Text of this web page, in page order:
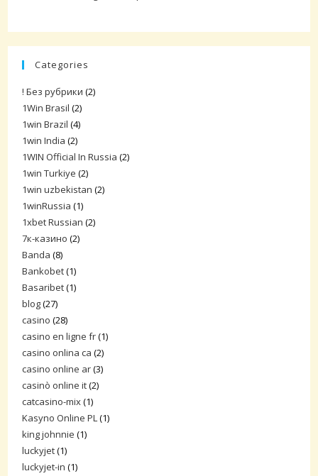
Categories
! Без рубрики (2)
1Win Brasil (2)
1win Brazil (4)
1win India (2)
1WIN Official In Russia (2)
1win Turkiye (2)
1win uzbekistan (2)
1winRussia (1)
1xbet Russian (2)
7к-казино (2)
Banda (8)
Bankobet(1)
Basaribet(1)
blog(27)
casino (28)
casino en ligne fr(1)
casino onlina ca (2)
casino online ar(3)
casinò online it(2)
catcasino-mix(1)
Kasyno Online PL(1)
king johnnie (1)
luckyjet(1)
luckyjet-in (1)